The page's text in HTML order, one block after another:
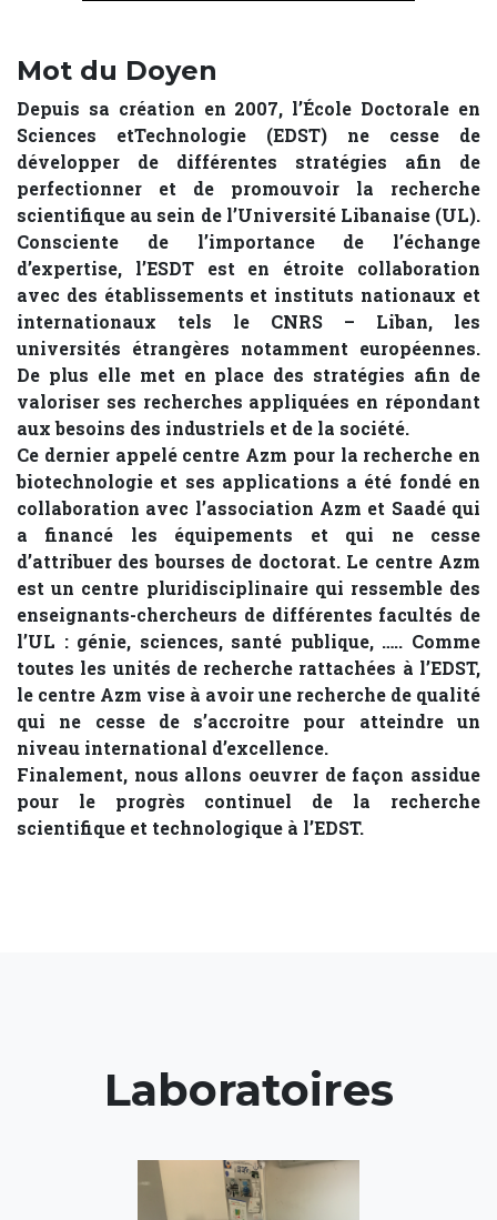
Mot du Doyen
Depuis sa création en 2007, l’École Doctorale en
Sciences etTechnologie (EDST) ne cesse de
développer de différentes stratégies afin de
perfectionner et de promouvoir la recherche
scientifique au sein de l’Université Libanaise (UL).
Consciente de l’importance de l’échange
d’expertise, l’ESDT est en étroite collaboration
avec des établissements et instituts nationaux et
internationaux tels le CNRS – Liban, les
universités étrangères notamment européennes.
De plus elle met en place des stratégies afin de
valoriser ses recherches appliquées en répondant
aux besoins des industriels et de la société.
Ce dernier appelé centre Azm pour la recherche en
biotechnologie et ses applications a été fondé en
collaboration avec l’association Azm et Saadé qui
a financé les équipements et qui ne cesse
d’attribuer des bourses de doctorat. Le centre Azm
est un centre pluridisciplinaire qui ressemble des
enseignants-chercheurs de différentes facultés de
l’UL : génie, sciences, santé publique, ….. Comme
toutes les unités de recherche rattachées à l’EDST,
le centre Azm vise à avoir une recherche de qualité
qui ne cesse de s’accroitre pour atteindre un
niveau international d’excellence.
Finalement, nous allons oeuvrer de façon assidue
pour le progrès continuel de la recherche
scientifique et technologique à l’EDST.
Laboratoires